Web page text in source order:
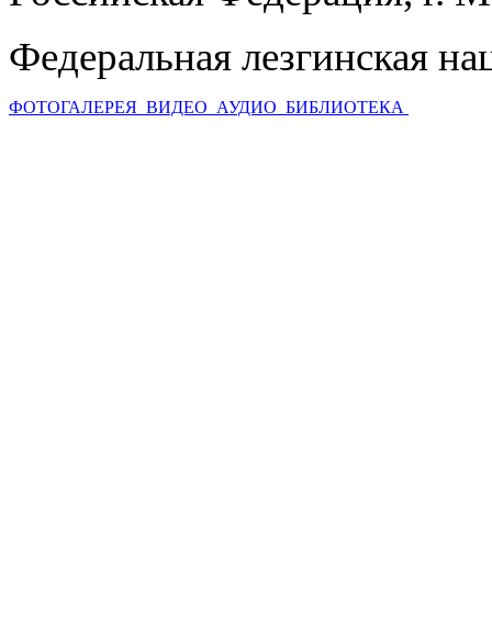
Федеральная лезгинская
ФОТОГАЛЕРЕЯ ВИДЕО АУДИО БИБЛИОТЕКА